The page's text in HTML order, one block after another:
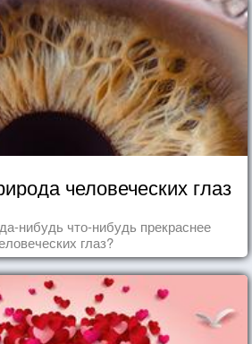
человеческих глаз
нибудь что-нибудь прекраснее
глаз?